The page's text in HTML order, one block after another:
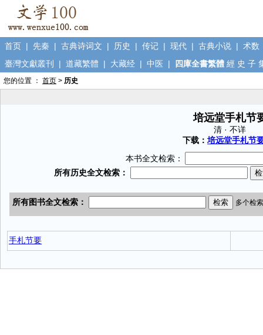
首页 | 先秦 | 古典诗词文 | 历史 | 传记 | 现代 | 古典小说 | 术数
臺灣文獻叢刊
| 道藏繁體 | 大藏经 | 中医 | 四庫全書繁體 經 史 子
您的位置 ： 首页 > 历史
培远堂手札节
清 · 不详
下载：培远堂手札节
本书全文检索：
手札节要